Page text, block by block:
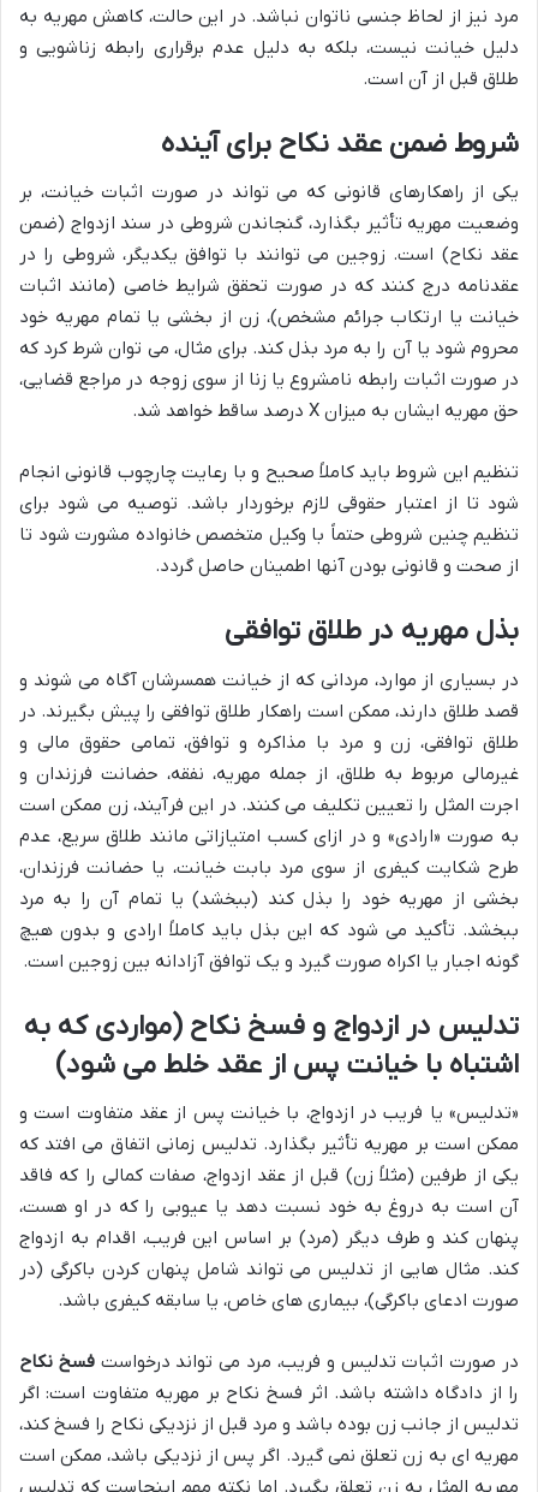
مرد نیز از لحاظ جنسی ناتوان نباشد. در این حالت، کاهش مهریه به
دلیل خیانت نیست، بلکه به دلیل عدم برقراری رابطه زناشویی و
طلاق قبل از آن است.
شروط ضمن عقد نکاح برای آینده
یکی از راهکارهای قانونی که می تواند در صورت اثبات خیانت، بر
وضعیت مهریه تأثیر بگذارد، گنجاندن شروطی در سند ازدواج (ضمن
عقد نکاح) است. زوجین می توانند با توافق یکدیگر، شروطی را در
عقدنامه درج کنند که در صورت تحقق شرایط خاصی (مانند اثبات
خیانت یا ارتکاب جرائم مشخص)، زن از بخشی یا تمام مهریه خود
محروم شود یا آن را به مرد بذل کند. برای مثال، می توان شرط کرد که
در صورت اثبات رابطه نامشروع یا زنا از سوی زوجه در مراجع قضایی،
حق مهریه ایشان به میزان X درصد ساقط خواهد شد.
تنظیم این شروط باید کاملاً صحیح و با رعایت چارچوب قانونی انجام
شود تا از اعتبار حقوقی لازم برخوردار باشد. توصیه می شود برای
تنظیم چنین شروطی حتماً با وکیل متخصص خانواده مشورت شود تا
از صحت و قانونی بودن آنها اطمینان حاصل گردد.
بذل مهریه در طلاق توافقی
در بسیاری از موارد، مردانی که از خیانت همسرشان آگاه می شوند و
قصد طلاق دارند، ممکن است راهکار طلاق توافقی را پیش بگیرند. در
طلاق توافقی، زن و مرد با مذاکره و توافق، تمامی حقوق مالی و
غیرمالی مربوط به طلاق، از جمله مهریه، نفقه، حضانت فرزندان و
اجرت المثل را تعیین تکلیف می کنند. در این فرآیند، زن ممکن است
به صورت «ارادی» و در ازای کسب امتیازاتی مانند طلاق سریع، عدم
طرح شکایت کیفری از سوی مرد بابت خیانت، یا حضانت فرزندان،
بخشی از مهریه خود را بذل کند (ببخشد) یا تمام آن را به مرد
ببخشد. تأکید می شود که این بذل باید کاملاً ارادی و بدون هیچ
گونه اجبار یا اکراه صورت گیرد و یک توافق آزادانه بین زوجین است.
تدلیس در ازدواج و فسخ نکاح (مواردی که به
اشتباه با خیانت پس از عقد خلط می شود)
«تدلیس» یا فریب در ازدواج، با خیانت پس از عقد متفاوت است و
ممکن است بر مهریه تأثیر بگذارد. تدلیس زمانی اتفاق می افتد که
یکی از طرفین (مثلاً زن) قبل از عقد ازدواج، صفات کمالی را که فاقد
آن است به دروغ به خود نسبت دهد یا عیوبی را که در او هست،
پنهان کند و طرف دیگر (مرد) بر اساس این فریب، اقدام به ازدواج
کند. مثال هایی از تدلیس می تواند شامل پنهان کردن باکرگی (در
صورت ادعای باکرگی)، بیماری های خاص، یا سابقه کیفری باشد.
در صورت اثبات تدلیس و فریب، مرد می تواند درخواستفسخ نکاح
را از دادگاه داشته باشد. اثر فسخ نکاح بر مهریه متفاوت است: اگر
تدلیس از جانب زن بوده باشد و مرد قبل از نزدیکی نکاح را فسخ کند،
مهریه ای به زن تعلق نمی گیرد. اگر پس از نزدیکی باشد، ممکن است